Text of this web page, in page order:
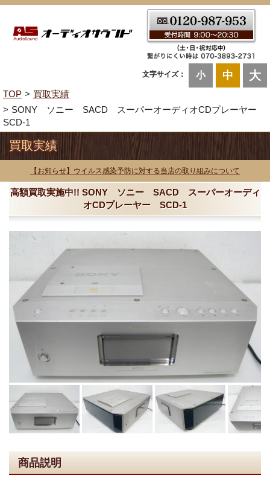
文字サイズ： 小 中 大
TOP
買取実績
SONY ソニー SACD スーパーオーディオCDプレーヤー
SCD-1
買取実績
【お知らせ】ウイルス感染予防に対する当店の取り組みについて
高額買取実施中!! SONY ソニー SACD スーパーオーディ
オCDプレーヤー SCD-1
商品説明